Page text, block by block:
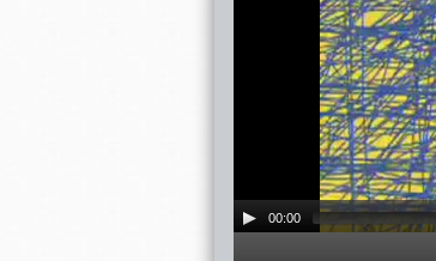
00:00